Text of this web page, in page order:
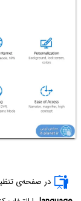
در صفحه‌ی